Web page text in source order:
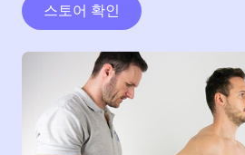
스토어 확인